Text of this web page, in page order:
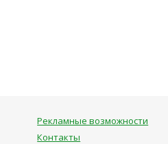
Рекламные возможности
Контакты